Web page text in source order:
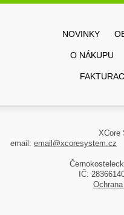
NOVINKY
O NÁKUPU
XCore
email: email@xcoresystem.cz
IČ: